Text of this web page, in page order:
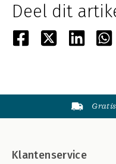
Deel dit
Klantenservice